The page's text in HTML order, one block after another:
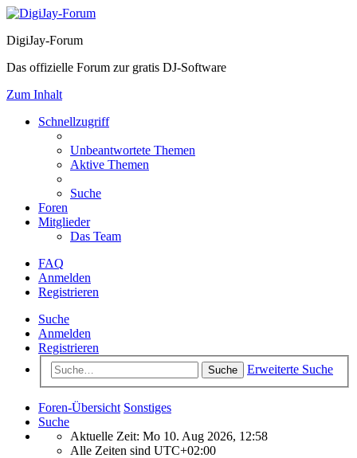
DigiJay-Forum
Das offizielle Forum zur gratis DJ-Software
Zum Inhalt
Schnellzugriff
Unbeantwortete Themen
Aktive Themen
Suche
Foren
Mitglieder
Das Team
FAQ
Anmelden
Registrieren
Suche
Anmelden
Registrieren
Suche Erweiterte Suche
Foren-Übersicht Sonstiges
Suche
Aktuelle Zeit: Mo 10. Aug 2026, 12:58
Alle Zeiten sind UTC+02:00